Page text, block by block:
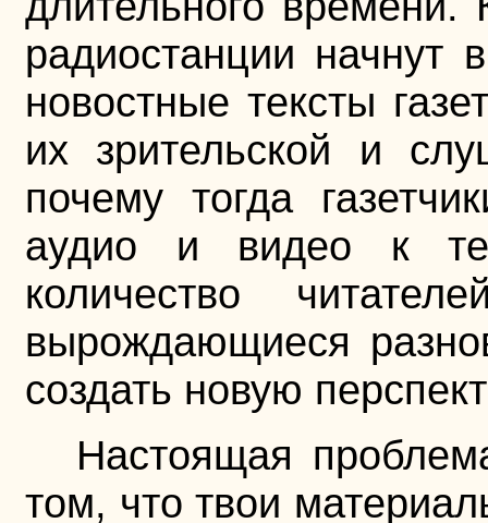
радиостанции начнут
новостные тексты
их зрительской и
почему тогда
аудио и видео к
количество
вырождающиеся
создать новую
Настоящая
том, что твои